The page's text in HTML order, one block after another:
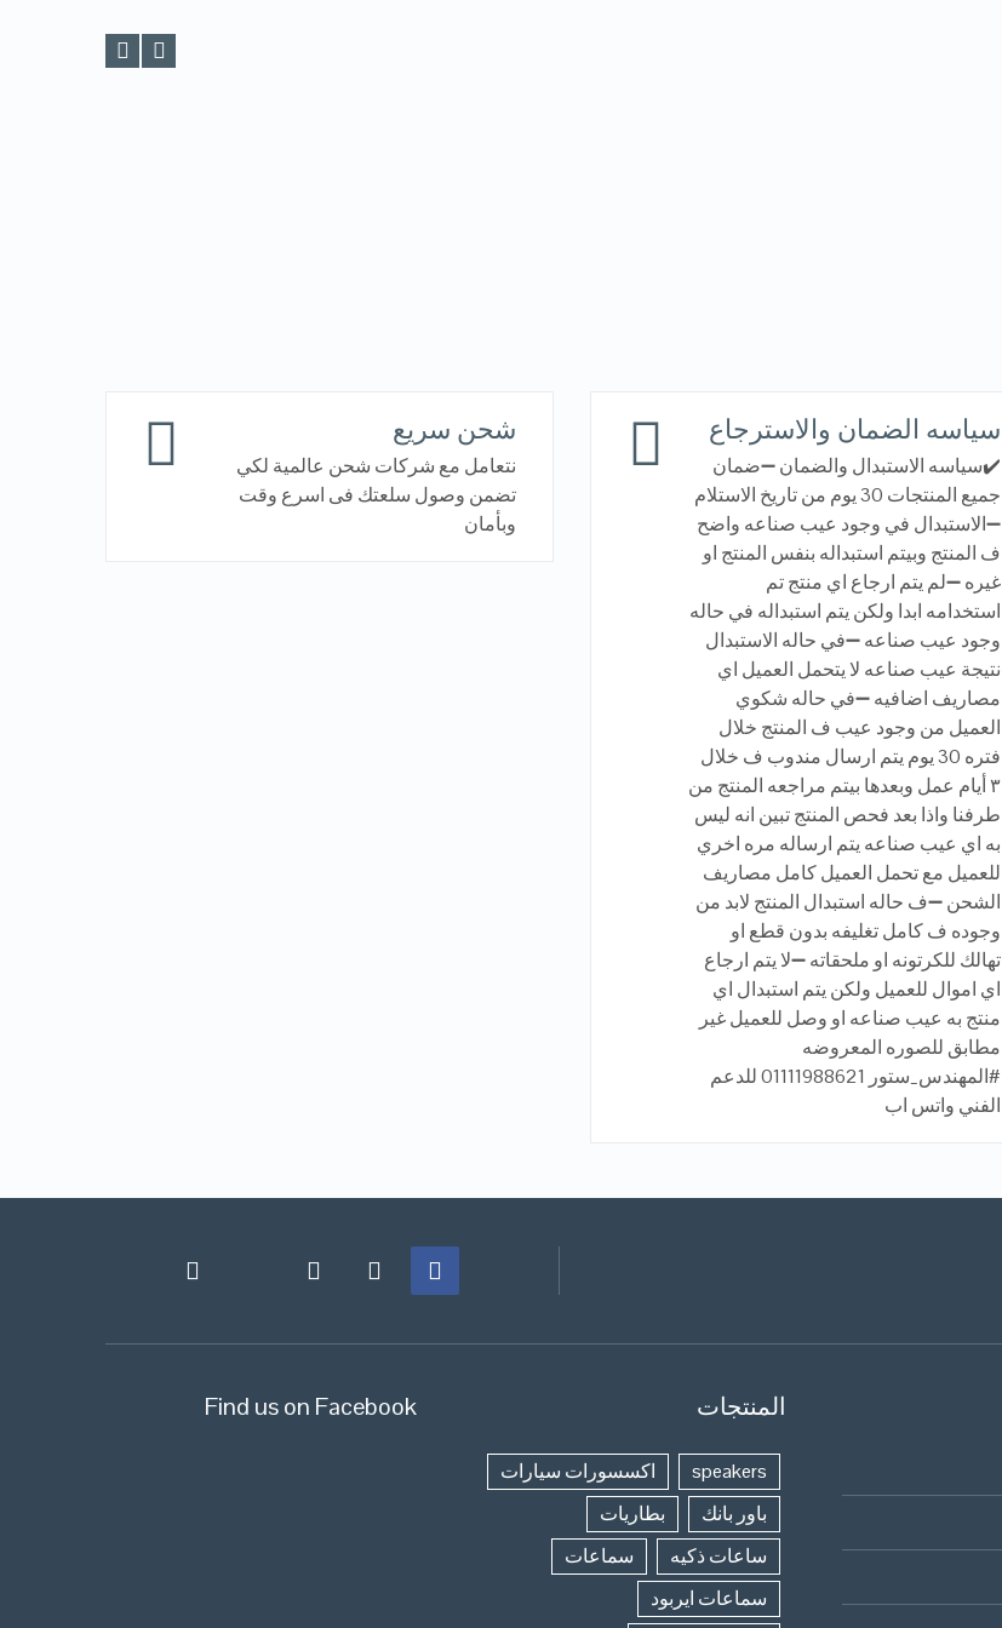
سياسه الضمان والاسترجاع
✔️سياسه الاستبدال والضمان ➖ضمان
جميع المنتجات 30 يوم من تاريخ الاستلام
➖الاستبدال في وجود عيب صناعه واضح
ف المنتج وبيتم استبداله بنفس المنتج او
غيره ➖لم يتم ارجاع اي منتج تم
استخدامه ابدا ولكن يتم استبداله في حاله
وجود عيب صناعه ➖في حاله الاستبدال
نتيجة عيب صناعه لا يتحمل العميل اي
مصاريف اضافيه ➖في حاله شكوي
العميل من وجود عيب ف المنتج خلال
فتره 30 يوم يتم ارسال مندوب ف خلال
٣ أيام عمل وبعدها بيتم مراجعه المنتج من
طرفنا واذا بعد فحص المنتج تبين انه ليس
به اي عيب صناعه يتم ارساله مره اخري
للعميل مع تحمل العميل كامل مصاريف
الشحن ➖ف حاله استبدال المنتج لابد من
وجوده ف كامل تغليفه بدون قطع او
تهالك للكرتونه او ملحقاته ➖لا يتم ارجاع
اي اموال للعميل ولكن يتم استبدال اي
منتج به عيب صناعه او وصل للعميل غير
مطابق للصوره المعروضه
#المهندس_ستور 01111988621 للدعم
الفني واتس اب
شحن سريع
نتعامل مع شركات شحن عالمية لكي
تضمن وصول سلعتك فى اسرع وقت
وبأمان
المنتجات
speakers
اكسسورات سيارات
باور بانك
بطاريات
ساعات ذكيه
سماعات
سماعات ايربود
Find us on Facebook